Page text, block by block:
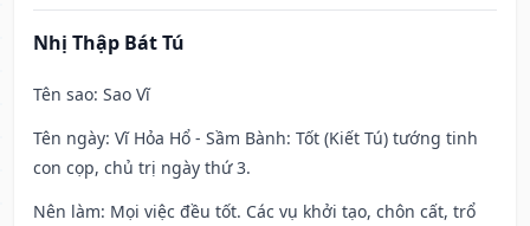
Nhị Thập Bát Tú
Tên sao: Sao Vĩ
Tên ngày: Vĩ Hỏa Hổ - Sầm Bành: Tốt (Kiết Tú) tướng tinh
con cọp, chủ trị ngày thứ 3.
Nên làm: Mọi việc đều tốt. Các vụ khởi tạo, chôn cất, trổ